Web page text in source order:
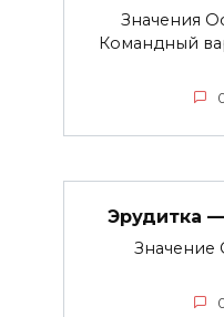
Значения
Командный
Эрудитка
Значение